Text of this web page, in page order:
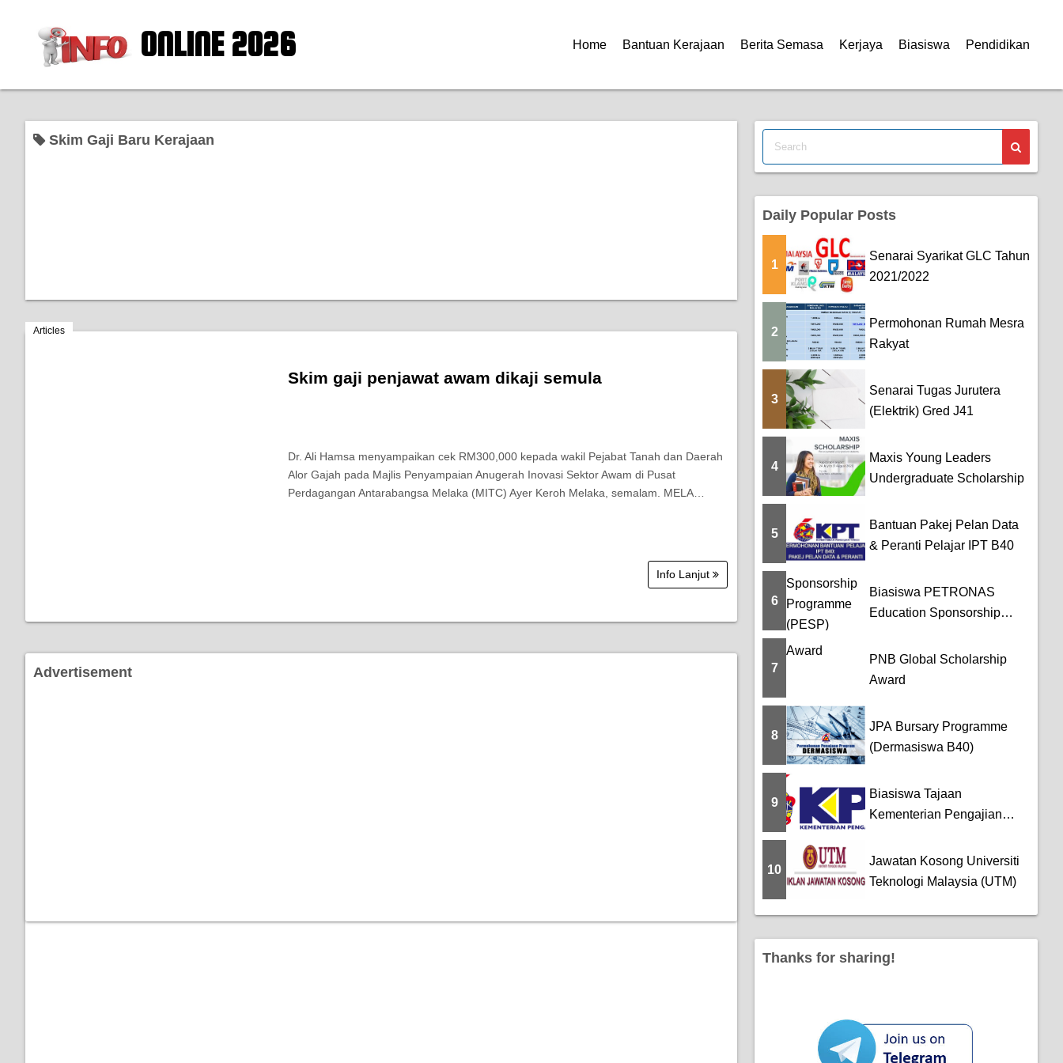
ONLINE 2026 Home Bantuan Kerajaan Berita Semasa Kerjaya Biasiswa Pendidikan
Skim Gaji Baru Kerajaan
Articles
Skim gaji penjawat awam dikaji semula
Dr. Ali Hamsa menyampaikan cek RM300,000 kepada wakil Pejabat Tanah dan Daerah
Alor Gajah pada Majlis Penyampaian Anugerah Inovasi Sektor Awam di Pusat
Perdagangan Antarabangsa Melaka (MITC) Ayer Keroh Melaka, semalam. MELA…
Info Lanjut
Advertisement
Daily Popular Posts
1
Senarai Syarikat GLC Tahun
2021/2022
2
Permohonan Rumah Mesra
Rakyat
3
Senarai Tugas Jurutera
(Elektrik) Gred J41
4
Maxis Young Leaders
Undergraduate Scholarship
5
Bantuan Pakej Pelan Data
& Peranti Pelajar IPT B40
6
Biasiswa PETRONAS
Education Sponsorship
7
PNB Global Scholarship
Award
8
JPA Bursary Programme
(Dermasiswa B40)
9
Biasiswa Tajaan
Kementerian Pengajian
10
Jawatan Kosong Universiti
Teknologi Malaysia (UTM)
Thanks for sharing!